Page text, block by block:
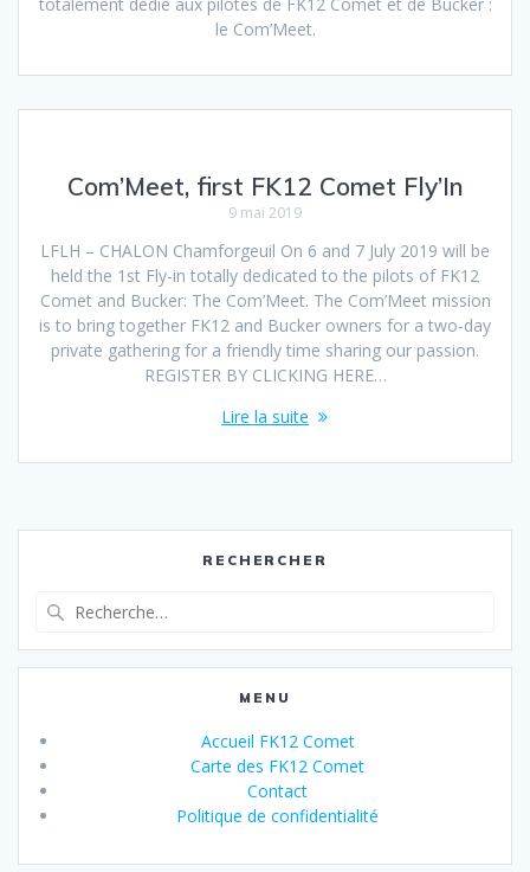
le Com’Meet.
Com’Meet, first FK12 Comet Fly’In
9 mai 2019
LFLH – CHALON Chamforgeuil On 6 and 7 July 2019 will be
held the 1st Fly-in totally dedicated to the pilots of FK12
Comet and Bucker: The Com’Meet. The Com’Meet mission
is to bring together FK12 and Bucker owners for a two-day
private gathering for a friendly time sharing our passion.
REGISTER BY CLICKING HERE…
Lire la suite
RECHERCHER
:
MENU
Accueil FK12 Comet
Carte des FK12 Comet
Contact
Politique de confidentialité